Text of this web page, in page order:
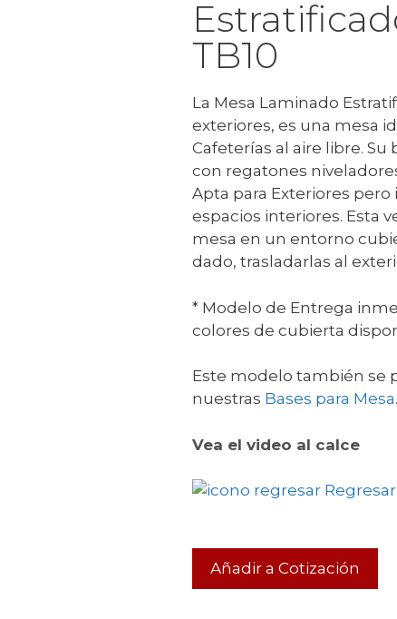
TB10
La Mesa Laminado
exteriores, es una mesa
Cafeterías al aire libre.
con regatones
Apta para Exteriores
espacios interiores. Esta
mesa en un entorno
dado, trasladarlas al
* Modelo de Entrega
colores de cubierta
Este modelo también se
nuestras Bases para Mesa
Vea el video al calce
Añadir a Cotización